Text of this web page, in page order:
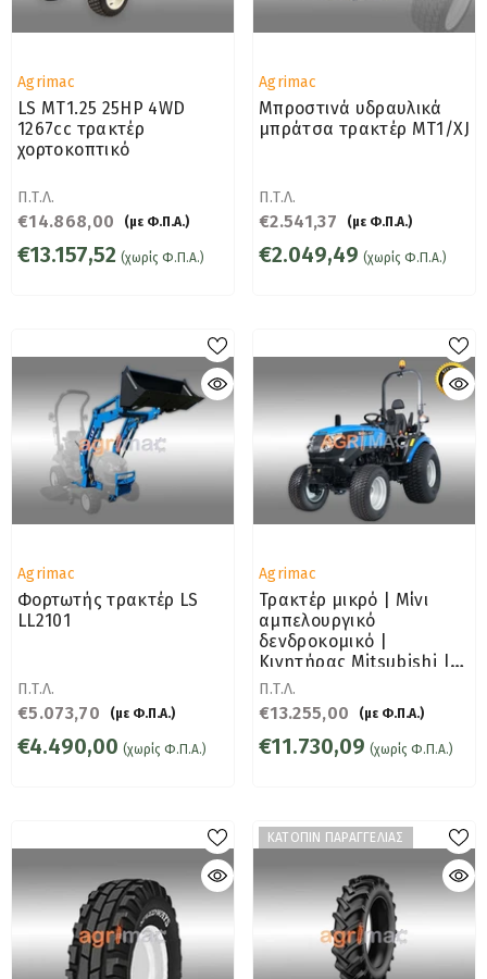
Προμηθευτής:
Agrimac
LS MT1.25 25HP 4WD
1267cc τρακτέρ
χορτοκοπτικό
Π.Τ.Λ.
€14.868,00 (με Φ.Π.Α.)
€13.157,52 (χωρίς Φ.Π.Α.)
Προμηθευτής:
Agrimac
Μπροστινά υδραυλικά
μπράτσα τρακτέρ MT1/XJ
Π.Τ.Λ.
€2.541,37 (με Φ.Π.Α.)
€2.049,49 (χωρίς Φ.Π.Α.)
Προμηθευτής:
Agrimac
Φορτωτής τρακτέρ LS
LL2101
Π.Τ.Λ.
€5.073,70 (με Φ.Π.Α.)
€4.490,00 (χωρίς Φ.Π.Α.)
Προμηθευτής:
Agrimac
Τρακτέρ μικρό | Μίνι
αμπελουργικό
δενδροκομικό |
Κινητήρας Mitsubishi |
SOLIS H26HST
Π.Τ.Λ.
€13.255,00 (με Φ.Π.Α.)
€11.730,09 (χωρίς Φ.Π.Α.)
ΚΑΤΟΠΙΝ ΠΑΡΑΓΓΕΛΙΑΣ